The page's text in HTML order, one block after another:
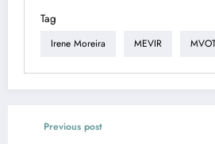
Tag
Irene Moreira MEVIR
Previous post